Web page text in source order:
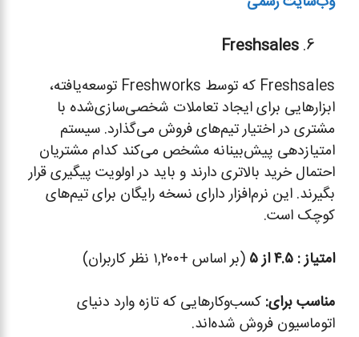
Freshsales
Freshsales که توسط Freshworks توسعه‌یافته،
ابزارهایی برای ایجاد تعاملات شخصی‌سازی‌شده با
مشتری در اختیار تیم‌های فروش می‌گذارد. سیستم
امتیازدهی پیش‌بینانه مشخص می‌کند کدام مشتریان
احتمال خرید بالاتری دارند و باید در اولویت پیگیری قرار
بگیرند. این نرم‌افزار دارای نسخه رایگان برای تیم‌های
کوچک است.
امتیاز : ۴.۵ از ۵
(بر اساس +۱,۲۰۰ نظر کاربران)
مناسب برای: کسب‌وکارهایی که تازه وارد دنیای
اتوماسیون فروش شده‌اند.